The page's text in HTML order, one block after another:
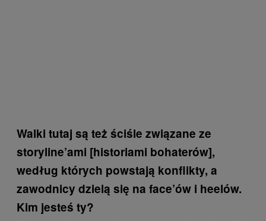
Walki tutaj są też ściśle związane ze
storyline’ami [historiami bohaterów],
według których powstają konflikty, a
zawodnicy dzielą się na face’ów i heelów.
Kim jesteś ty?